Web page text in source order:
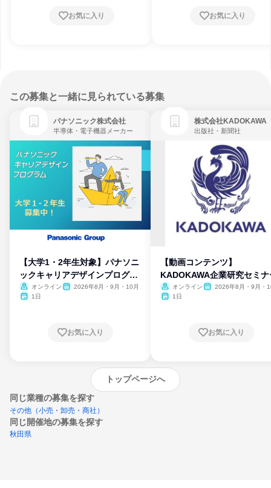
お気に入り お気に入り
この募集と一緒に見られている募集
パナソニック株式会社
半導体・電子機器メーカー
【大学1・2年生対象】パナソニ
ックキャリアデザインプログラ
ム
オンライン
2026年8月・9月・10月
1日
お気に入り
株式会社KADOKAWA
出版社・新聞社
【動画コンテンツ】
KADOKAWA企業研究セミナ
オンライン
2026年8月・9月・
1日
お気に入り
トップページへ
同じ業種の募集を探す
その他（小売・卸売・商社）
同じ開催地の募集を探す
秋田県